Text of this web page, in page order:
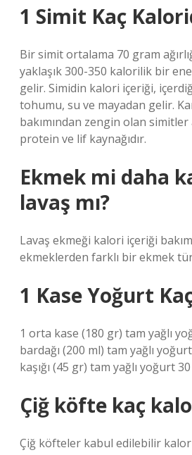
1 Simit Kaç
Bir simit ortalama 70 gram
yaklaşık 300-350 kalorilik bir
gelir. Simidin kalori içeriği,
tohumu, su ve mayadan gelir.
bakımından zengin olan
protein ve lif kaynağıdır.
Ekmek mi daha
lavaş mı?
Lavaş ekmeği kalori içeriği
ekmeklerden farklı bir ekmek
1 Kase Yoğurt
1 orta kase (180 gr) tam yağlı
bardağı (200 ml) tam yağlı
kaşığı (45 gr) tam yağlı yoğurt
Çiğ köfte kaç
Çiğ köfteler kabul edilebilir kalori